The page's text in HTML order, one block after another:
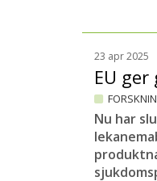
23 apr 2025
EU
Nu har